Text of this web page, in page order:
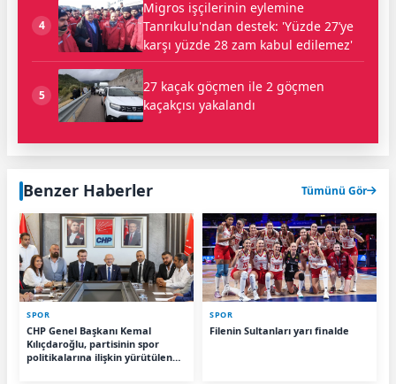
4
Migros işçilerinin eylemine
Tanrıkulu'ndan destek: 'Yüzde 27’ye
karşı yüzde 28 zam kabul edilemez'
5
27 kaçak göçmen ile 2 göçmen
kaçakçısı yakalandı
Benzer Haberler Tümünü Gör
SPOR
CHP Genel Başkanı Kemal
Kılıçdaroğlu, partisinin spor
politikalarına ilişkin yürütülen
SPOR
Filenin Sultanları yarı finalde